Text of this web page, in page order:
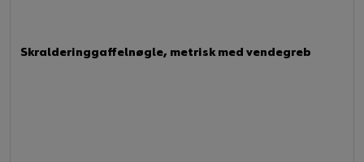
Skralderinggaffelnøgle, metrisk med vendegreb